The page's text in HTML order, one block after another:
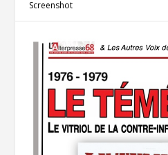
Screenshot